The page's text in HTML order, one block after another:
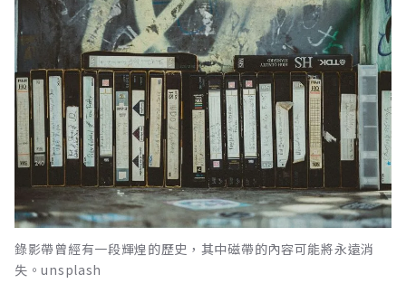
錄影帶曾經有一段輝煌的歷史，其中磁帶的內容可能將永遠消
失。unsplash